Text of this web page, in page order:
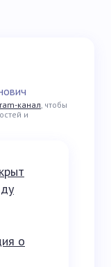
канал, чтобы
и
о